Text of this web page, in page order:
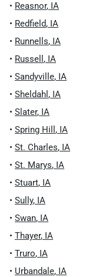
• Reasnor, IA
• Redfield, IA
• Runnells, IA
• Russell , IA
• Sandyville, IA
• Sheldahl , IA
• Slater, IA
• Spring Hill , IA
• St. Charles, IA
• St. Marys, IA
• Stuart, IA
• Sully, IA
• Swan, IA
• Thayer, IA
• Truro, IA
• Urbandale, IA